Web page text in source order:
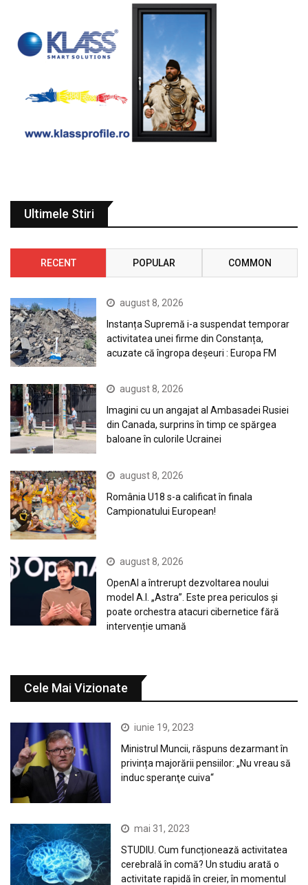
Ultimele Stiri
RECENT POPULAR COMMON
august 8, 2026
Instanța Supremă i-a suspendat temporar
activitatea unei firme din Constanța,
acuzate că îngropa deșeuri : Europa FM
august 8, 2026
Imagini cu un angajat al Ambasadei Rusiei
din Canada, surprins în timp ce spărgea
baloane în culorile Ucrainei
august 8, 2026
România U18 s-a calificat în finala
Campionatului European!
august 8, 2026
OpenAI a întrerupt dezvoltarea noului
model A.I. „Astra”. Este prea periculos și
poate orchestra atacuri cibernetice fără
intervenție umană
Cele Mai Vizionate
iunie 19, 2023
Ministrul Muncii, răspuns dezarmant în
privința majorării pensiilor: „Nu vreau să
induc speranţe cuiva“
mai 31, 2023
STUDIU. Cum funcționează activitatea
cerebrală în comă? Un studiu arată o
activitate rapidă în creier, în momentul